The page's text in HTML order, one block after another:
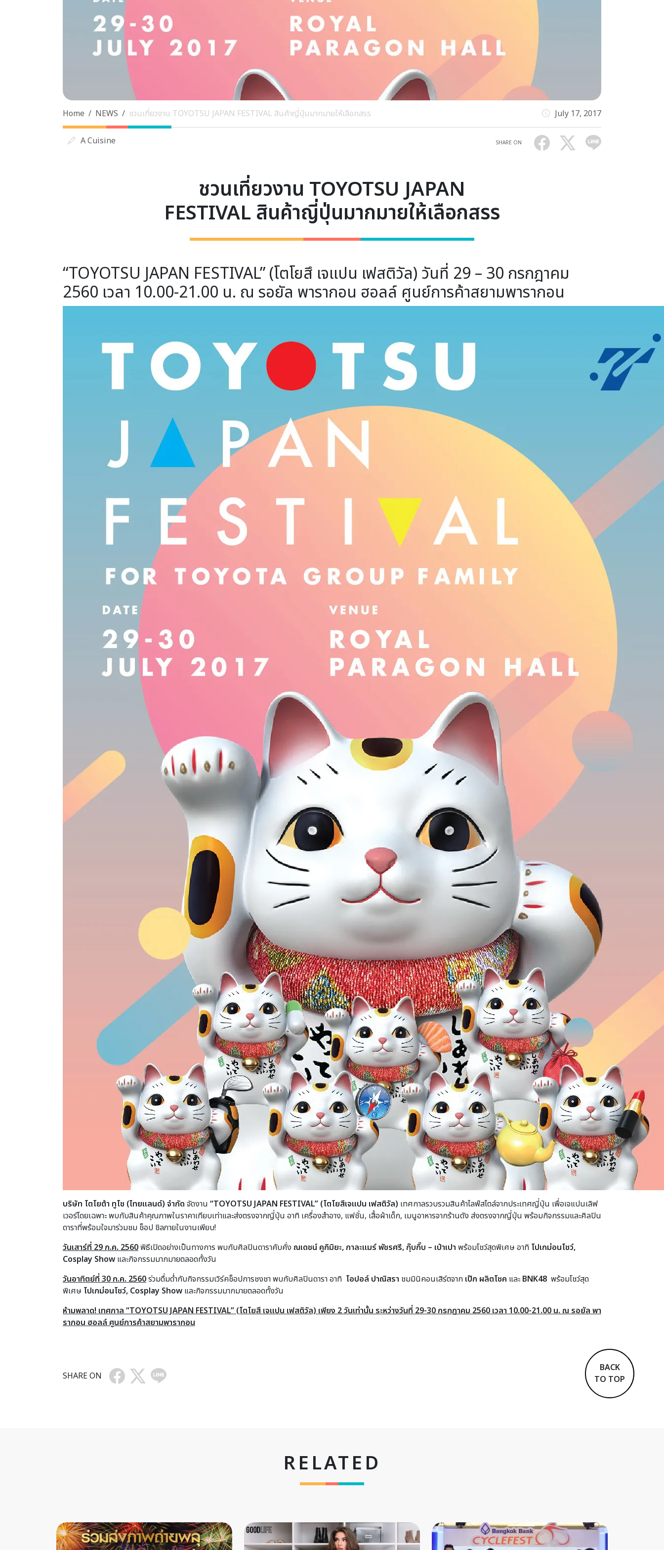
Home NEWS ชวนเที่ยวงาน TOYOTSU JAPAN FESTIVAL สินค้าญี่ปุ่นมากมายให้เลือกสรร July 17, 2017
A Cuisine SHARE ON
ชวนเที่ยวงาน TOYOTSU JAPAN
FESTIVAL สินค้าญี่ปุ่นมากมายให้เลือกสรร
“TOYOTSU JAPAN FESTIVAL” (โตโยสึ เจแปน เฟสติวัล) วันที่ 29 – 30 กรกฎาคม
2560 เวลา 10.00-21.00 น. ณ รอยัล พารากอน ฮอลล์ ศูนย์การค้าสยามพารากอน
บริษัท โตโยต้า ทูโช (ไทยแลนด์) จำกัด จัดงาน “TOYOTSU JAPAN FESTIVAL” (โตโยสึเจแปน เฟสติวัล) เทศกาลรวบรวมสินค้าไลฟ์สไตล์จากประเทศญี่ปุ่น เพื่อเจแปนเลิฟ
เวอร์โดยเฉพาะ พบกับสินค้าคุณภาพในราคาเทียบเท่าและส่งตรงจากญี่ปุ่น อาทิ เครื่องสำอาง, แฟชั่น, เสื้อผ้าเด็ก, เมนูอาหารจากร้านดัง ส่งตรงจากญี่ปุ่น พร้อมกิจกรรมและศิลปิน
ดาราที่พร้อมใจมาร่วมชม ช็อป ชิลภายในงานเพียบ!
วันเสาร์ที่ 29 ก.ค. 2560พิธีเปิดอย่างเป็นทางการ พบกับศิลปินดาราคับคั่ง ณเดชน์ คูกิมิยะ, กาละแมร์ พัชรศรี, กุ๊บกิ๊บ – เป่าเปา พร้อมโชว์สุดพิเศษ อาทิ โปเกม่อนโชว์,
Cosplay Show และกิจกรรมมากมายตลอดทั้งวัน
วันอาทิตย์ที่ 30 ก.ค. 2560ร่วมดื่มด่ำกับกิจกรรมเวิร์คช็อปการชงชา พบกับศิลปินดารา อาทิ โอปอล์ ปาณิสรา ชมมินิคอนเสิร์ตจาก เป๊ก ผลิตโชค และBNK48 พร้อมโชว์สุด
พิเศษ โปเกม่อนโชว์, Cosplay Show และกิจกรรมมากมายตลอดทั้งวัน
ห้ามพลาด! เทศกาล “TOYOTSU JAPAN FESTIVAL” (โตโยสึ เจแปน เฟสติวัล) เพียง 2 วันเท่านั้น ระหว่างวันที่ 29-30 กรกฏาคม 2560 เวลา 10.00-21.00 น. ณ รอยัล พา
รากอน ฮอลล์ ศูนย์การค้าสยามพารากอน
SHARE ON
BACK
TO TOP
RELATED